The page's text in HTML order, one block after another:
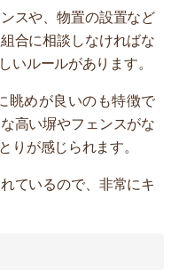
スや、物置の設置など
合に相談しなければな
いルールがあります。
眺めが良いのも特徴で
高い塀やフェンスがな
りが感じられます。
ているので、非常にキ